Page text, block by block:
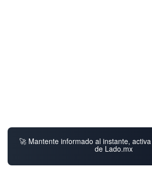
🚀 Mantente informado al instante,
de Lado.mx